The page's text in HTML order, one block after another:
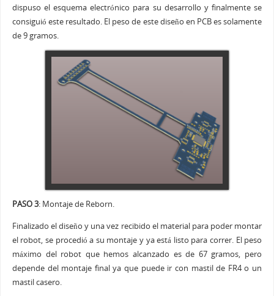
dispuso el esquema electrónico para su desarrollo y finalmente se
consiguió este resultado. El peso de este diseño en PCB es solamente
de 9 gramos.
PASO 3: Montaje de Reborn.
Finalizado el diseño y una vez recibido el material para poder montar
el robot, se procedió a su montaje y ya está listo para correr. El peso
máximo del robot que hemos alcanzado es de 67 gramos, pero
depende del montaje final ya que puede ir con mastil de FR4 o un
mastil casero.